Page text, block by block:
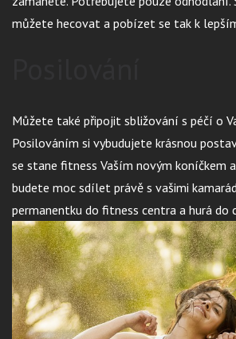
můžete hecovat a pobízet se tak k
Můžete také připojit sbližování s péčí o
Posilováním si vybudujete krásnou
se stane fitness Vaším novým koníčkem
budete moc sdílet právě s vašimi
permanentku do fitness centra a hurá do